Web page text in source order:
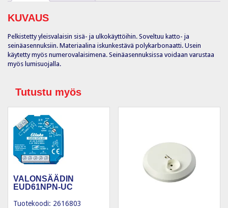
KUVAUS
Pelkistetty yleisvalaisin sisä- ja ulkokäyttöihin. Soveltuu katto- ja
seinäasennuksiin. Materiaalina iskunkestävä polykarbonaatti. Usein
käytetty myös numerovalaisimena. Seinäasennuksissa voidaan varustaa
myös lumisuojalla.
Tutustu myös
VALONSÄÄDIN
EUD61NPN-UC
Tuotekoodi: 2616803